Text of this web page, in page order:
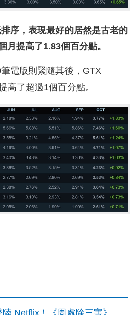
序，表現最好的居然是古老的
月提高了1.83個百分點。
電版則緊隨其後，GTX
高了超過1個百分點。
Netflix！《周處除三害》